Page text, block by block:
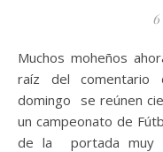
Muchos moheños
raíz del comentario
domingo
se reúnen
un campeonato de
de la
portada